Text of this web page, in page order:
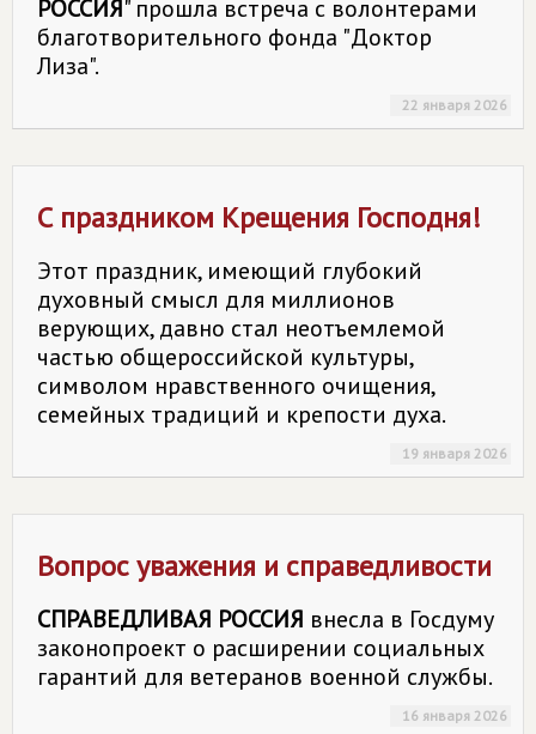
РОССИЯ" прошла встреча с волонтерами
благотворительного фонда "Доктор
Лиза".
22 января 2026
С праздником Крещения Господня!
Этот праздник, имеющий глубокий
духовный смысл для миллионов
верующих, давно стал неотъемлемой
частью общероссийской культуры,
символом нравственного очищения,
семейных традиций и крепости духа.
19 января 2026
Вопрос уважения и справедливости
СПРАВЕДЛИВАЯ РОССИЯ внесла в Госдуму
законопроект о расширении социальных
гарантий для ветеранов военной службы.
16 января 2026